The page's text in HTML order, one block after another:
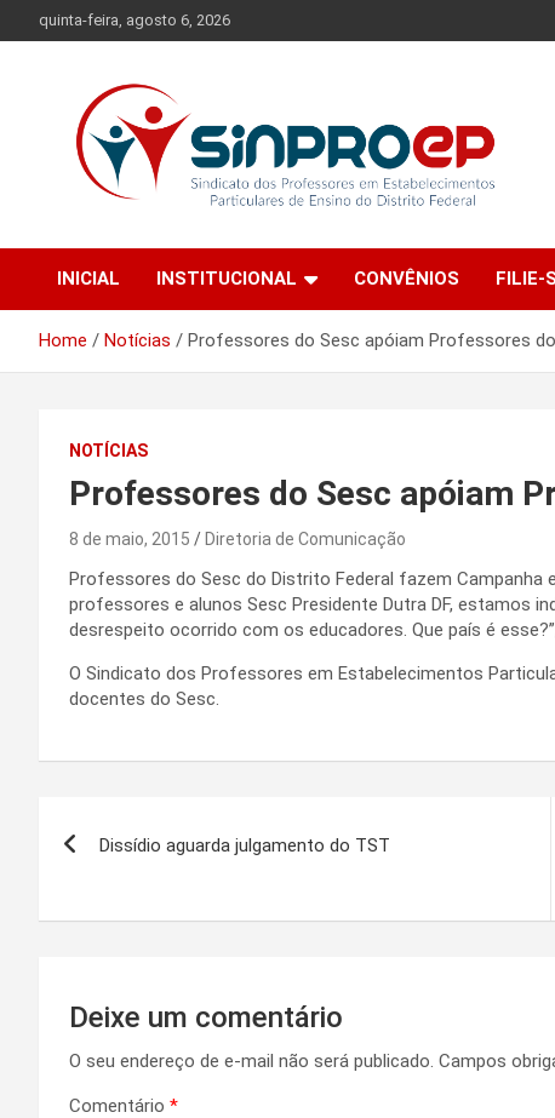
to
quinta-feira, agosto 6, 2026
Sinproep-DF
de Ensino do Distrito Federal
INICIAL
INSTITUCIONAL CONVÊNIOS FILIE-
Home Notícias Professores do Sesc apóiam Professores
NOTÍCIAS
Professores do Sesc apóiam
8 de maio, 2015 Diretoria de Comunicação
Professores do Sesc do Distrito Federal fazem Campanha
professores e alunos Sesc Presidente Dutra DF, estamos
desrespeito ocorrido com os educadores. Que país é
O Sindicato dos Professores em Estabelecimentos
docentes do Sesc.
Post
Dissídio aguarda julgamento do TST
Deixe um comentário
O seu endereço de e-mail não será publicado. Campos
Comentário *